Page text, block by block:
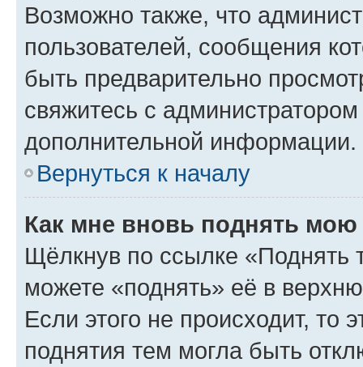
Возможно также, что
пользователей, сообщения
быть предварительно
свяжитесь с
дополнительной информации.
Вернуться к началу
Как мне вновь поднять мою
Щёлкнув по ссылке «Поднять
можете «поднять» её в
Если этого не происходит, то
поднятия тем могла быть